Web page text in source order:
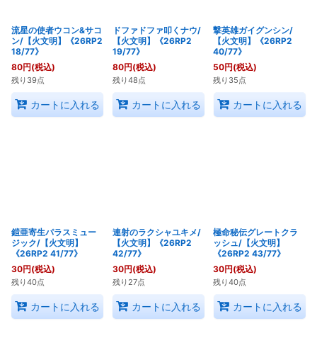
流星の使者ウコン&サコ
ン/【火文明】《26RP2
18/77》
80円(税込)
残り39点
カートに入れる
ドファドファ叩くナウ/
【火文明】《26RP2
19/77》
80円(税込)
残り48点
カートに入れる
撃英雄ガイグンシン/
【火文明】《26RP2
40/77》
50円(税込)
残り35点
カートに入れる
鎧亜寄生パラスミュー
ジック/【火文明】
《26RP2 41/77》
30円(税込)
残り40点
カートに入れる
連射のラクシャユキメ/
【火文明】《26RP2
42/77》
30円(税込)
残り27点
カートに入れる
極命秘伝グレートクラ
ッシュ/【火文明】
《26RP2 43/77》
30円(税込)
残り40点
カートに入れる